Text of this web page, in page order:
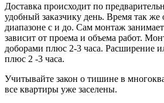
Доставка происходит по
удобный заказчику день. Время так же
диапазоне с и до. Сам монтаж
зависит от проема и объема работ.
доборами плюс 2-3 часа. Расширение
плюс 2 -3 часа.
Учитывайте закон о тишине в
все квартиры уже заселены.